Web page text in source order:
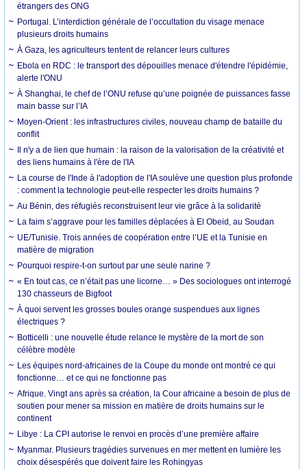
étrangers des ONG
Portugal. L’interdiction générale de l’occultation du visage menace
plusieurs droits humains
À Gaza, les agriculteurs tentent de relancer leurs cultures
Ebola en RDC : le transport des dépouilles menace d'étendre l'épidémie,
alerte l'ONU
À Shanghai, le chef de l’ONU refuse qu’une poignée de puissances fasse
main basse sur l’IA
Moyen-Orient : les infrastructures civiles, nouveau champ de bataille du
conflit
Il n'y a de lien que humain : la raison de la valorisation de la créativité et
des liens humains à l'ère de l'IA
La course de l'Inde à l'adoption de l'IA soulève une question plus profonde
: comment la technologie peut-elle respecter les droits humains ?
Au Bénin, des réfugiés reconstruisent leur vie grâce à la solidarité
La faim s’aggrave pour les familles déplacées à El Obeid, au Soudan
UE/Tunisie. Trois années de coopération entre l’UE et la Tunisie en
matière de migration
Pourquoi respire-t-on surtout par une seule narine ?
« En tout cas, ce n’était pas une licorne… » Des sociologues ont interrogé
130 chasseurs de Bigfoot
À quoi servent les grosses boules orange suspendues aux lignes
électriques ?
Botticelli : une nouvelle étude relance le mystère de la mort de son
célèbre modèle
Les équipes nord-africaines de la Coupe du monde ont montré ce qui
fonctionne… et ce qui ne fonctionne pas
Afrique. Vingt ans après sa création, la Cour africaine a besoin de plus de
soutien pour mener sa mission en matière de droits humains sur le
continent
Libye : La CPI autorise le renvoi en procès d’une première affaire
Myanmar. Plusieurs tragédies survenues en mer mettent en lumière les
choix désespérés que doivent faire les Rohingyas